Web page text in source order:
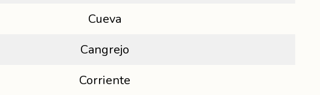
Cueva
Cangrejo
Corriente